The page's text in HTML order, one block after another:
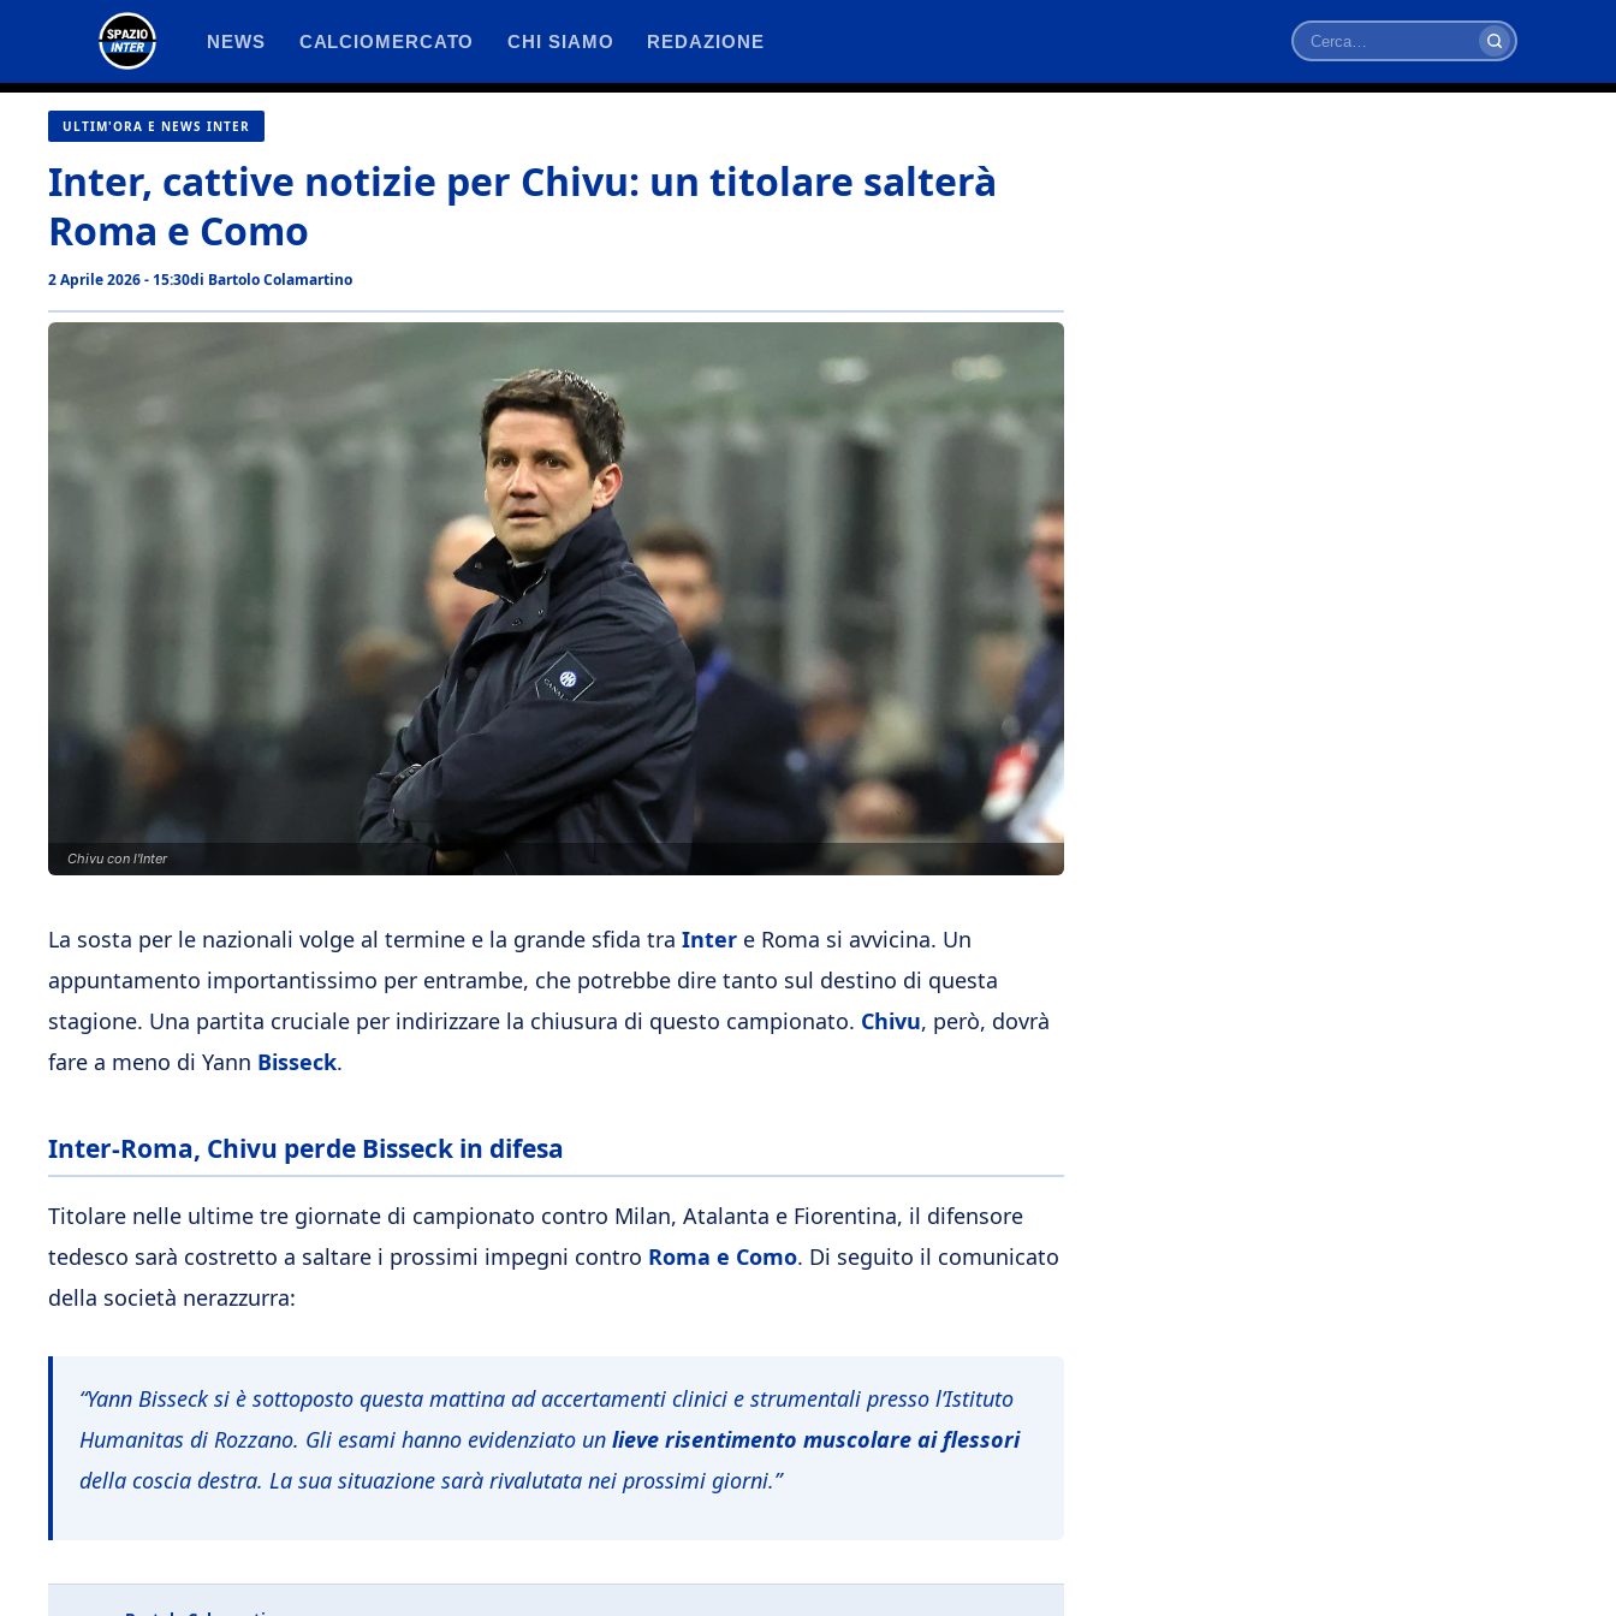
contenuto
NEWS CALCIOMERCATO CHI SIAMO REDAZIONE
Cerca
ULTIM'ORA E NEWS INTER
Inter, cattive notizie per Chivu: un titolare salterà
Roma e Como
2 Aprile 2026 - 15:30di Bartolo Colamartino
Chivu con l'Inter
La sosta per le nazionali volge al termine e la grande sfida tra Inter e Roma si avvicina. Un
appuntamento importantissimo per entrambe, che potrebbe dire tanto sul destino di questa
stagione. Una partita cruciale per indirizzare la chiusura di questo campionato. Chivu, però, dovrà
fare a meno di Yann Bisseck.
Inter-Roma, Chivu perde Bisseck in difesa
Titolare nelle ultime tre giornate di campionato contro Milan, Atalanta e Fiorentina, il difensore
tedesco sarà costretto a saltare i prossimi impegni contro Roma e Como. Di seguito il comunicato
della società nerazzurra:
“Yann Bissecksi è sottoposto questa mattina ad accertamenti clinici e strumentali presso l’Istituto
Humanitas di Rozzano. Gli esami hanno evidenziato un lieve risentimento muscolare ai flessori
della coscia destra. La sua situazione sarà rivalutata nei prossimi giorni.”